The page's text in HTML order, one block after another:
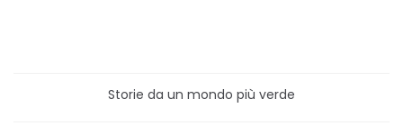
Storie da un mondo più verde